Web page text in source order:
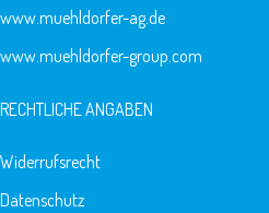
www.muehldorfer-ag.de
www.muehldorfer-group.com
RECHTLICHE ANGABEN
Widerrufsrecht
Datenschutz